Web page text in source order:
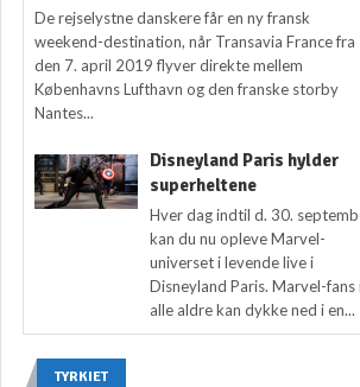
De rejselystne danskere får en ny fransk
weekend-destination, når Transavia France fra
den 7. april 2019 flyver direkte mellem
Københavns Lufthavn og den franske storby
Nantes...
Disneyland Paris hylder
superheltene
Hver dag indtil d. 30.
kan du nu opleve Marvel-
universet i levende live i
Disneyland Paris. Marvel-fans
alle aldre kan dykke ned i en...
TYRKIET